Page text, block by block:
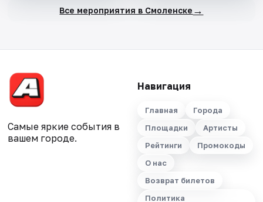
Все мероприятия в Смоленске →
Самые яркие события в
вашем городе.
Навигация
Главная
Города
Площадки
Артисты
Рейтинги
Промокоды
О нас
Возврат билетов
Политика